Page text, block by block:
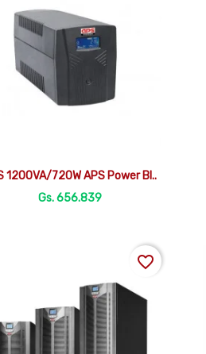
Vista rápida
1200VA/720W APS Power Bl..
Gs. 656.839
favorite_border